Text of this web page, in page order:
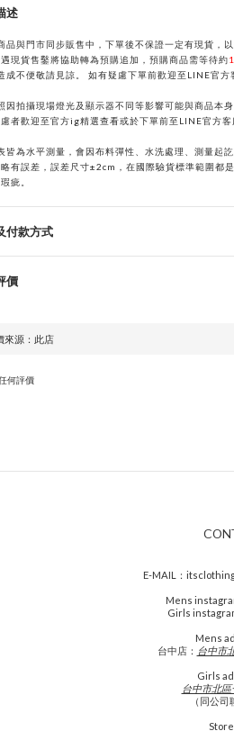
述
品與門市同步販售中，下單後不保證一定有現貨，
現貨售鑿將協助轉為預購追加，預購商品需等待約
成不便敬請見諒。 如有疑慮下單前歡迎至LINE官方
因拍攝現場燈光及顯示器不同等影響可能與商品本
者歡迎至官方ig精選查看或於下單前至LINE官方客
皆為水平測量，會因布料彈性、水洗處理、測量起
有誤差，誤差尺寸±2cm，在國際驗貨標準範圍都
疵。
付款方式
價
何評價
E-MAIL：
Mens
Girls
Mens
台中店： 台中市
Girls
台中市北
（同公司